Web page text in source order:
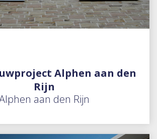
Alphen aan den
Rijn
aan den Rijn